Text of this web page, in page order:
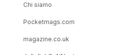
Chi siamo
Pocketmags.com
magazine.co.uk